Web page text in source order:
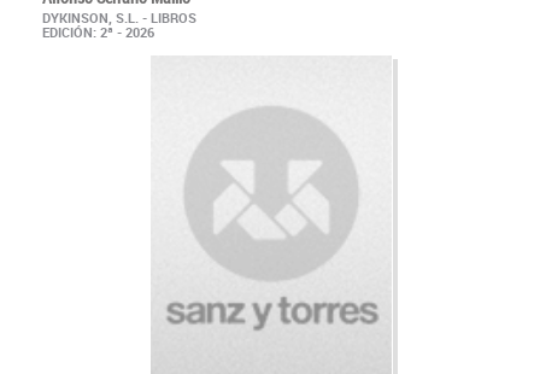
DYKINSON, S.L. - LIBROS
EDICIÓN: 2ª - 2026